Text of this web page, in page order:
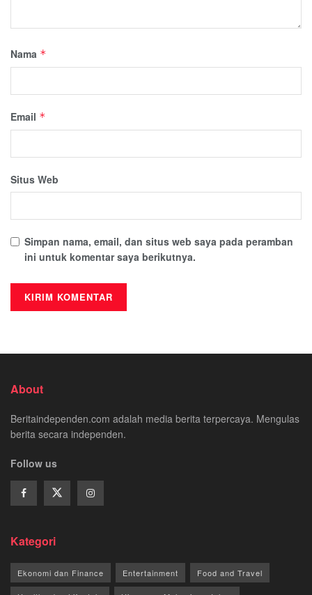
Nama *
Email *
Situs Web
Simpan nama, email, dan situs web saya pada peramban
ini untuk komentar saya berikutnya.
About
Beritaindependen.com adalah media berita terpercaya. Mengulas
berita secara independen.
Follow us
Kategori
Ekonomi dan Finance Entertainment Food and Travel